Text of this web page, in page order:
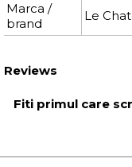
Marca /
brand
Le
Reviews
Fiti primul care